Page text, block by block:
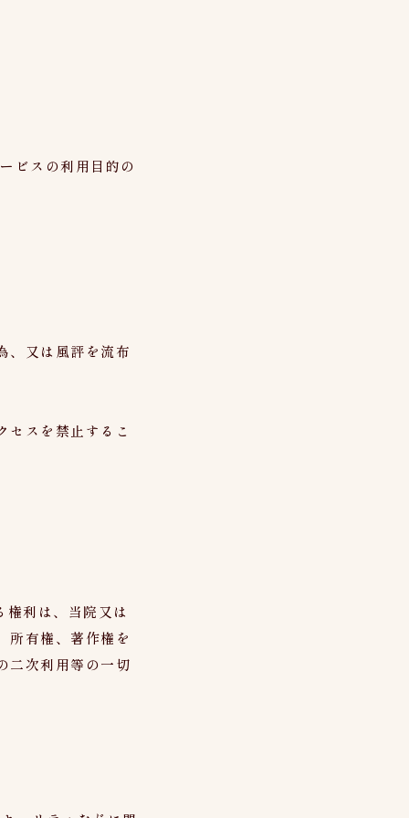
ビスの利用目的の
、又は風評を流布
スを禁止するこ
利は、当院又は
所有権、著作権を
二次利用等の一切